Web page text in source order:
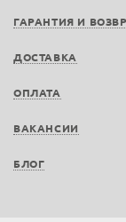
ГАРАНТИЯ И
ДОСТАВКА
ОПЛАТА
ВАКАНСИИ
БЛОГ